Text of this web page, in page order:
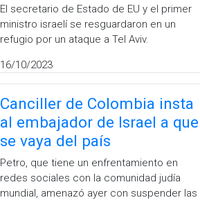
El secretario de Estado de EU y el primer
ministro israelí se resguardaron en un
refugio por un ataque a Tel Aviv.
16/10/2023
Canciller de Colombia insta
al embajador de Israel a que
se vaya del país
Petro, que tiene un enfrentamiento en
redes sociales con la comunidad judía
mundial, amenazó ayer con suspender las